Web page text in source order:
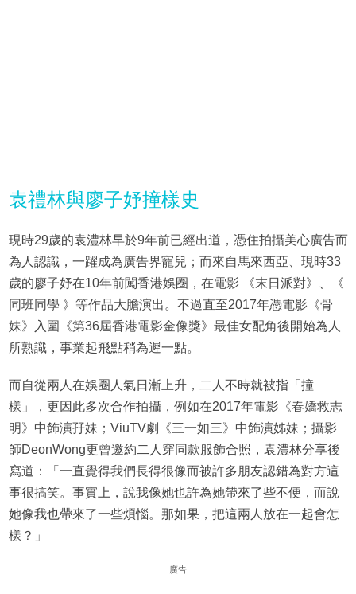
袁禮林與廖子妤撞樣史
現時29歲的袁澧林早於9年前已經出道，憑住拍攝美心廣告而
為人認識，一躍成為廣告界寵兒；而來自馬來西亞、現時33
歲的廖子妤在10年前闖香港娛圈，在電影 《末日派對》、《
同班同學 》等作品大膽演出。不過直至2017年憑電影《骨
妹》入圍《第36屆香港電影金像獎》最佳女配角後開始為人
所熟識，事業起飛點稍為遲一點。
而自從兩人在娛圈人氣日漸上升，二人不時就被指「撞
樣」，更因此多次合作拍攝，例如在2017年電影《春嬌救志
明》中飾演孖妹；ViuTV劇《三一如三》中飾演姊妹；攝影
師DeonWong更曾邀約二人穿同款服飾合照，袁澧林分享後
寫道：「一直覺得我們長得很像而被許多朋友認錯為對方這
事很搞笑。事實上，說我像她也許為她帶來了些不便，而說
她像我也帶來了一些煩惱。那如果，把這兩人放在一起會怎
樣？」
廣告